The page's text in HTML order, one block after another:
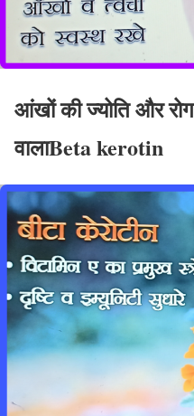
आंखों की ज्योति और
वालाBeta kerotin